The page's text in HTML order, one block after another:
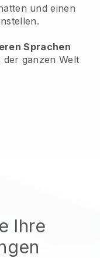
und einen
Sprachen
ganzen Welt
Ihre